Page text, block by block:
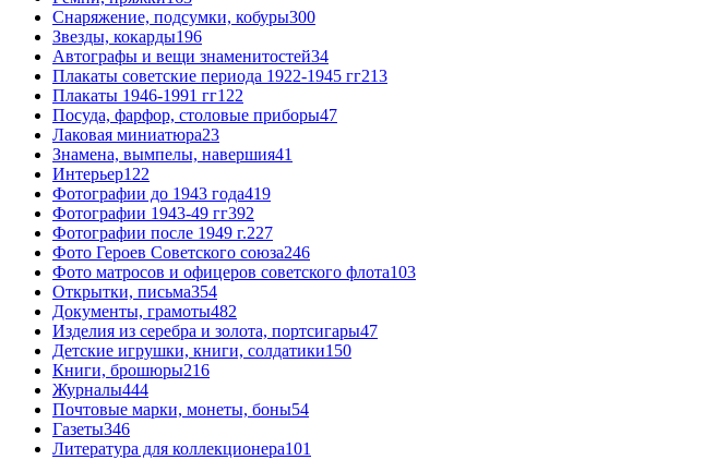
Снаряжение, подсумки, кобуры300
Звезды, кокарды196
Автографы и вещи знаменитостей34
Плакаты советские периода 1922-1945 гг213
Плакаты 1946-1991 гг122
Посуда, фарфор, столовые приборы47
Лаковая миниатюра23
Знамена, вымпелы, навершия41
Интерьер122
Фотографии до 1943 года419
Фотографии 1943-49 гг392
Фотографии после 1949 г.227
Фото Героев Советского союза246
Фото матросов и офицеров советского флота103
Открытки, письма354
Документы, грамоты482
Изделия из серебра и золота, портсигары47
Детские игрушки, книги, солдатики150
Книги, брошюры216
Журналы444
Почтовые марки, монеты, боны54
Газеты346
Литература для коллекционера101